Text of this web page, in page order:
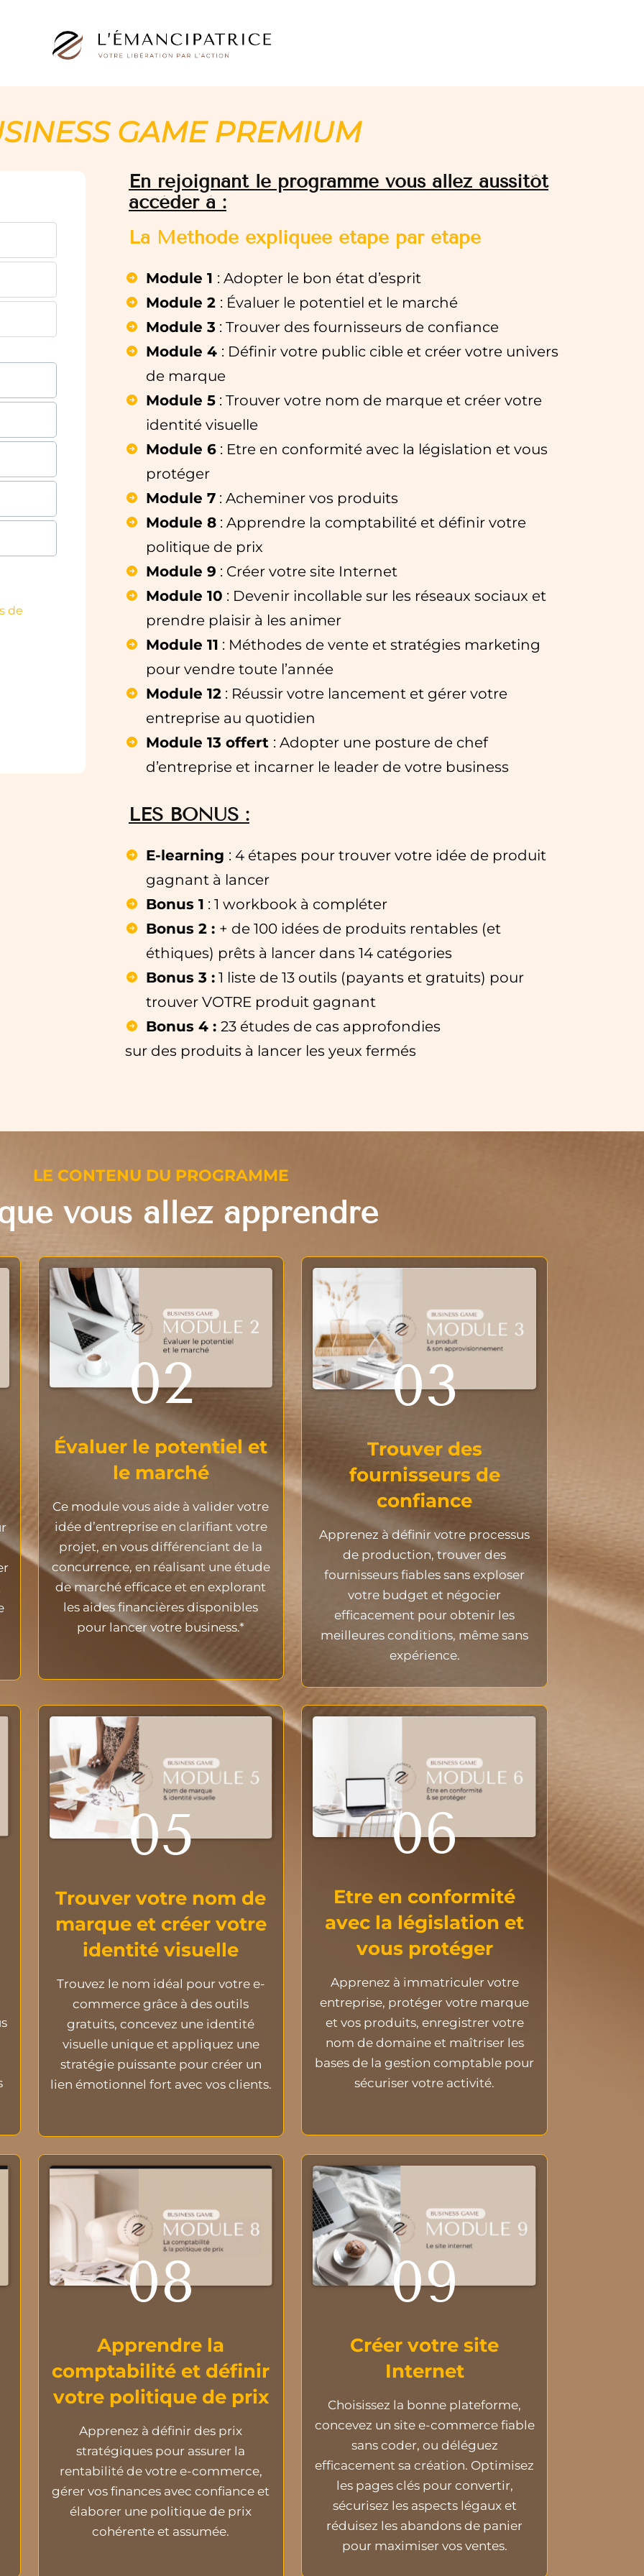
GAME PREMIUM
de
En rejoignant le programme vous allez aussitôt
accéder à :
La Méthode expliquée étape par étape
Module 1 : Adopter le bon état d’esprit
Module 2 : Évaluer le potentiel et le marché
Module 3 : Trouver des fournisseurs de confiance
Module 4 : Définir votre public cible et créer votre univers
de marque
Module 5: Trouver votre nom de marque et créer votre
identité visuelle
Module 6: Etre en conformité avec la législation et vous
protéger
Module 7: Acheminer vos produits
Module 8: Apprendre la comptabilité et définir votre
politique de prix
Module 9 : Créer votre site Internet
Module 10 : Devenir incollable sur les réseaux sociaux et
prendre plaisir à les animer
Module 11 : Méthodes de vente et stratégies marketing
pour vendre toute l’année
Module 12: Réussir votre lancement et gérer votre
entreprise au quotidien
Module 13 offert : Adopter une posture de chef
d’entreprise et incarner le leader de votre business
LES BONUS :
E-learning : 4 étapes pour trouver votre idée de produit
gagnant à lancer
Bonus 1 : 1 workbook à compléter
Bonus 2 : + de 100 idées de produits rentables (et
éthiques) prêts à lancer dans 14 catégories
Bonus 3 :1 liste de 13 outils (payants et gratuits) pour
trouver VOTRE produit gagnant
Bonus 4 : 23 études de cas approfondies
sur des produits à lancer les yeux fermés
LE CONTENU DU PROGRAMME
vous allez apprendre
02
Évaluer le potentiel et
le marché
Ce module vous aide à valider votre
idée d’entreprise en clarifiant votre
projet, en vous différenciant de la
concurrence, en réalisant une étude
de marché efficace et en explorant
les aides financières disponibles
pour lancer votre business.*
03
Trouver des
fournisseurs de
confiance
Apprenez à définir votre processus
de production, trouver des
fournisseurs fiables sans exploser
votre budget et négocier
efficacement pour obtenir les
meilleures conditions, même sans
expérience.
05
Trouver votre nom de
marque et créer votre
identité visuelle
Trouvez le nom idéal pour votre e-
commerce grâce à des outils
gratuits, concevez une identité
visuelle unique et appliquez une
stratégie puissante pour créer un
lien émotionnel fort avec vos clients.
06
Etre en conformité
avec la législation et
vous protéger
Apprenez à immatriculer votre
entreprise, protéger votre marque
et vos produits, enregistrer votre
nom de domaine et maîtriser les
bases de la gestion comptable pour
sécuriser votre activité.
08
Apprendre la
comptabilité et définir
votre politique de prix
Apprenez à définir des prix
stratégiques pour assurer la
rentabilité de votre e-commerce,
gérer vos finances avec confiance et
élaborer une politique de prix
cohérente et assumée.
09
Créer votre site
Internet
Choisissez la bonne plateforme,
concevez un site e-commerce fiable
sans coder, ou déléguez
efficacement sa création. Optimisez
les pages clés pour convertir,
sécurisez les aspects légaux et
réduisez les abandons de panier
pour maximiser vos ventes.